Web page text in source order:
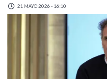
21 MAYO 2026 - 16:10